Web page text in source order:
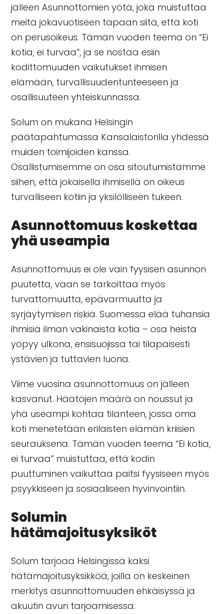
jälleenAsunnottomien yötä, joka muistuttaa
meitä jokavuotiseen tapaan siitä, että koti
on perusoikeus. Tämän vuoden teema on “Ei
kotia, ei turvaa”, ja se nostaa esiin
kodittomuuden vaikutukset ihmisen
elämään, turvallisuudentunteeseen ja
osallisuuteen yhteiskunnassa.
Solum on mukana Helsingin
päätapahtumassa Kansalaistorilla yhdessä
muiden toimijoiden kanssa.
Osallistumisemme on osa sitoutumistamme
siihen, että jokaisella ihmisellä on oikeus
turvalliseen kotiin ja yksilölliseen tukeen.
Asunnottomuus koskettaa
yhä useampia
Asunnottomuus ei ole vain fyysisen asunnon
puutetta, vaan se tarkoittaa myös
turvattomuutta, epävarmuutta ja
syrjäytymisen riskiä. Suomessa elää tuhansia
ihmisiä ilman vakinaista kotia – osa heistä
yöpyy ulkona, ensisuojissa tai tilapäisesti
ystävien ja tuttavien luona.
Viime vuosina asunnottomuus on jälleen
kasvanut. Häätöjen määrä on noussut ja
yhä useampi kohtaa tilanteen, jossa oma
koti menetetään erilaisten elämän kriisien
seurauksena. Tämän vuoden teema “Ei kotia,
ei turvaa” muistuttaa, että kodin
puuttuminen vaikuttaa paitsi fyysiseen myös
psyykkiseen ja sosiaaliseen hyvinvointiin.
Solumin
hätämajoitusyksiköt
Solum tarjoaa Helsingissä kaksi
hätämajoitusyksikköä, joilla on keskeinen
merkitys asunnottomuuden ehkäisyssä ja
akuutin avun tarjoamisessa.